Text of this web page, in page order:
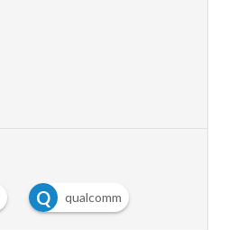
Q qualcomm